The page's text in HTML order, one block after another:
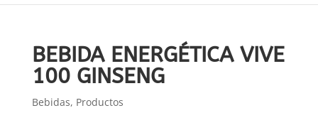
BEBIDA ENERGÉTICA VIVE
100 GINSENG
Bebidas, Productos